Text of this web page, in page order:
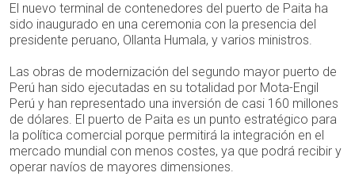
El nuevo terminal de contenedores del puerto de Paita ha
sido inaugurado en una ceremonia con la presencia del
presidente peruano, Ollanta Humala, y varios ministros.
Las obras de modernización del segundo mayor puerto de
Perú han sido ejecutadas en su totalidad por Mota-Engil
Perú y han representado una inversión de casi 160 millones
de dólares. El puerto de Paita es un punto estratégico para
la política comercial porque permitirá la integración en el
mercado mundial con menos costes, ya que podrá recibir y
operar navíos de mayores dimensiones.